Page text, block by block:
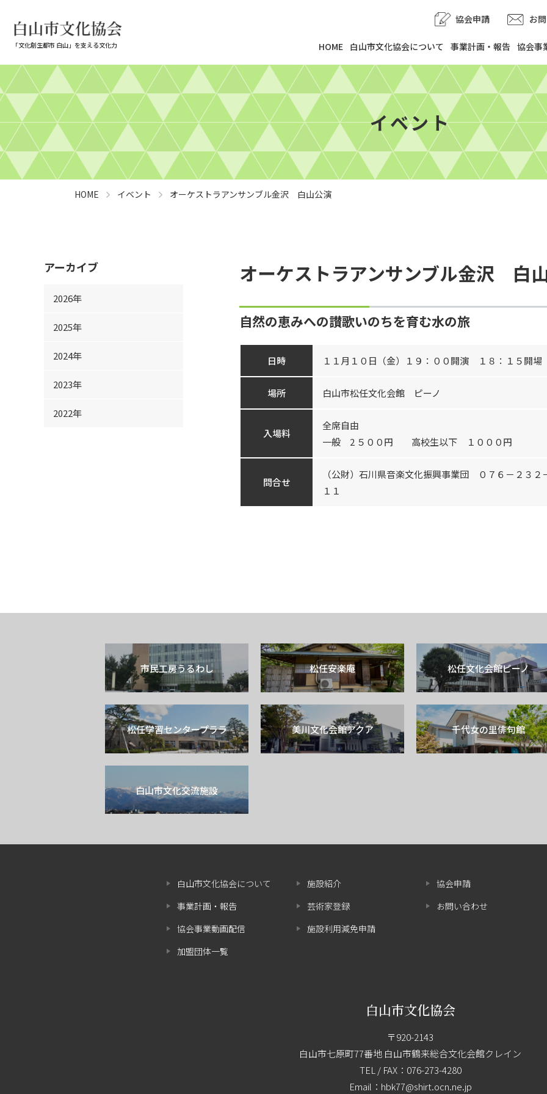
「文化創生都市 白山」を支える文化力
協会申請 お
HOME 白山市文化協会について 事業計画・報告 協会事
イベント
HOME イベント オーケストラアンサンブル金沢 白山公演
アーカイブ
2026年
2025年
2024年
2023年
2022年
オーケストラアンサンブル金沢 白
自然の恵みへの讃歌いのちを育む水の旅
日時 １１月１０日（金）１９：００開演 １８：１５開場
場所 白山市松任文化会館 ピーノ
入場料
全席自由
一般 2 ５００円 高校生以下 １０００円
問合せ
（公財）石川県音楽文化振興事業団 ０７６－２３２
１１
市民工房うるわし 松任安楽庵 松任文化会館ピーノ
松任学習センタープララ 美川文化会館アクア 千代女の里俳句館
白山市文化交流施設
白山市文化協会について
事業計画・報告
協会事業動画配信
加盟団体一覧
施設紹介
芸術家登録
施設利用減免申請
協会申請
お問い合わせ
白山市文化協会
〒920-2143
白山市七原町77番地 白山市鶴来総合文化会館クレイン
TEL / FAX： 076-273-4280
Email：hbk77@shirt.ocn.ne.jp